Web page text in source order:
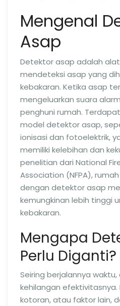
Mengenal
Asap
Detektor asap adalah
mendeteksi asap yang
kebakaran. Ketika asap
mengeluarkan suara
penghuni rumah.
model detektor asap,
ionisasi dan fotoelektrik,
memiliki kelebihan dan
penelitian dari National
Association (NFPA),
dengan detektor asap
kemungkinan lebih tinggi
kebakaran.
Mengapa
Perlu Diganti?
Seiring berjalannya
kehilangan efektivitasnya.
kotoran, atau faktor lain,